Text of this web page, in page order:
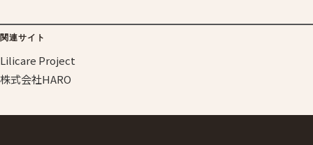
関連サイト
Lilicare Project
株式会社HARO